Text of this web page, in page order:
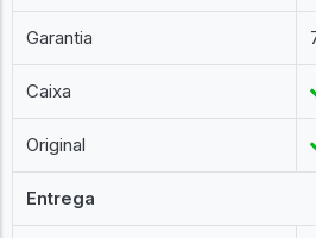
Garantia
Caixa
Original
Entrega